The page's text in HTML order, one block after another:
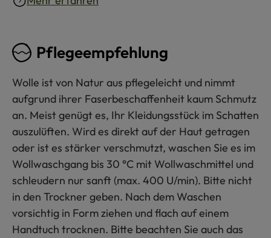
Pflegeempfehlung
Wolle ist von Natur aus pflegeleicht und nimmt
aufgrund ihrer Faserbeschaffenheit kaum Schmutz
an. Meist genügt es, Ihr Kleidungsstück im Schatten
auszulüften. Wird es direkt auf der Haut getragen
oder ist es stärker verschmutzt, waschen Sie es im
Wollwaschgang bis 30 °C mit Wollwaschmittel und
schleudern nur sanft (max. 400 U/min). Bitte nicht
in den Trockner geben. Nach dem Waschen
vorsichtig in Form ziehen und flach auf einem
Handtuch trocknen. Bitte beachten Sie auch das